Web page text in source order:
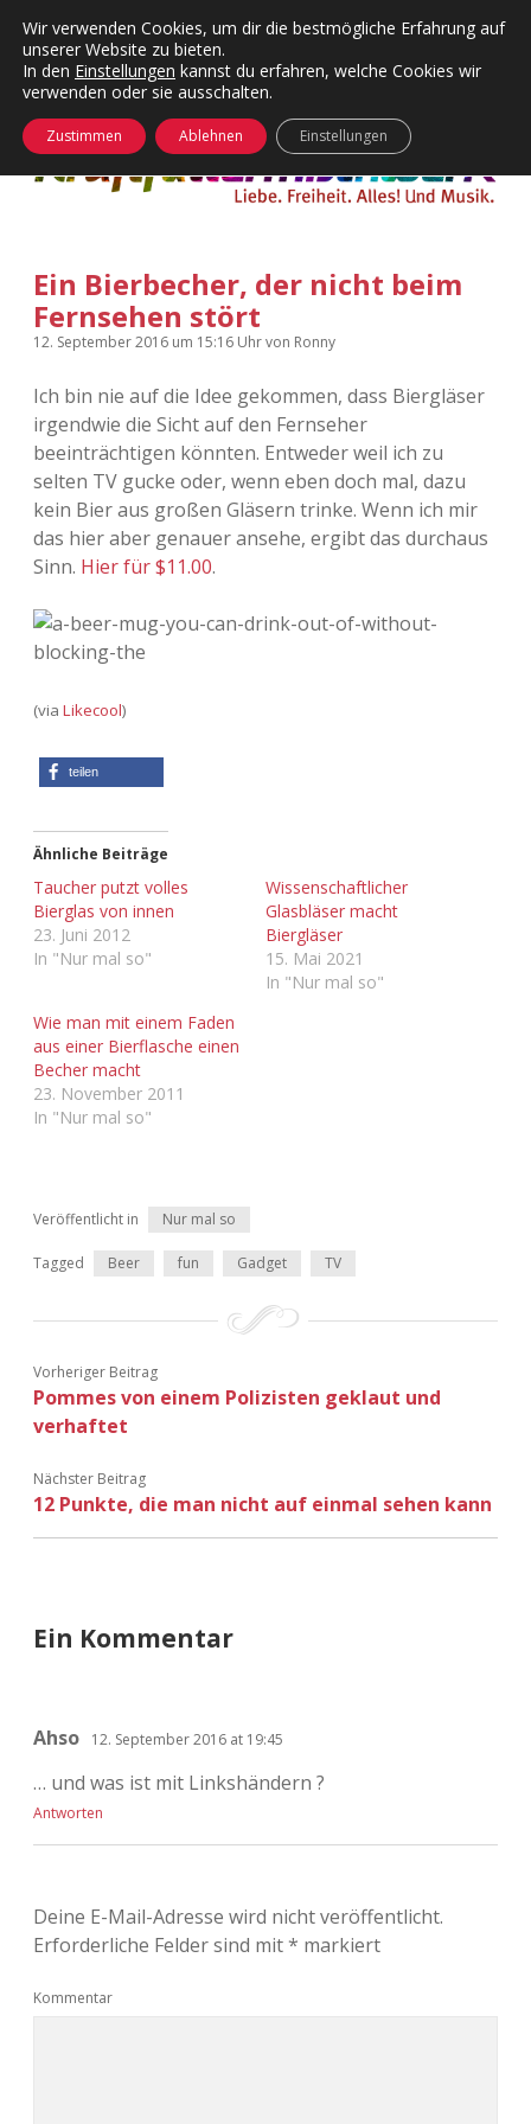
Kategorien
Menü
24 Hours Chilling
Die Wende
KFMW-Disco
kfmw.stuff
Kopfkinomusik
Nur mal so
Täglicher Sinnwahn
Wandnotizen
KFMW-Disco
Dates
Contact
Adventskalender
Adventskalender 2010
Adventskalender 2011
Adventskalender 2012
Adventskalender 2013
Adventskalender 2014
Adventskalender 2019
Adventskalender 2020
Adventskalender 2021
facebook
instagram
rss soundcloud
vimeoBluesky
öffnen
Ein Bierbecher, der nicht beim
Fernsehen stört
12. September 2016 um 15:16 Uhrvon Ronny
Ich bin nie auf die Idee gekommen, dass Biergläser
irgendwie die Sicht auf den Fernseher
beeinträchtigen könnten. Entweder weil ich zu
selten TV gucke oder, wenn eben doch mal, dazu
kein Bier aus großen Gläsern trinke. Wenn ich mir
das hier aber genauer ansehe, ergibt das durchaus
Sinn. Hier für $11.00.
(via Likecool)
teilen
Ähnliche Beiträge
Taucher putzt volles
Bierglas von innen
23. Juni 2012
In "Nur mal so"
Wissenschaftlicher
Glasbläser macht
Biergläser
15. Mai 2021
In "Nur mal so"
Wie man mit einem Faden
aus einer Bierflasche einen
Becher macht
23. November 2011
In "Nur mal so"
Veröffentlicht in Nur mal so
Tagged Beer fun Gadget TV
Vorheriger Beitrag
Pommes von einem Polizisten geklaut und
verhaftet
Nächster Beitrag
12 Punkte, die man nicht auf einmal sehen kann
Ein Kommentar
Ahso 12. September 2016 at 19:45
… und was ist mit Linkshändern ?
Antworten
Deine E-Mail-Adresse wird nicht veröffentlicht.
Erforderliche Felder sind mit* markiert
Kommentar
Wir verwenden Cookies, um dir die bestmögliche Erfahrung auf
unserer Website zu bieten.
In den Einstellungen kannst du erfahren, welche Cookies wir
verwenden oder sie ausschalten.
Zustimmen Ablehnen Einstellungen